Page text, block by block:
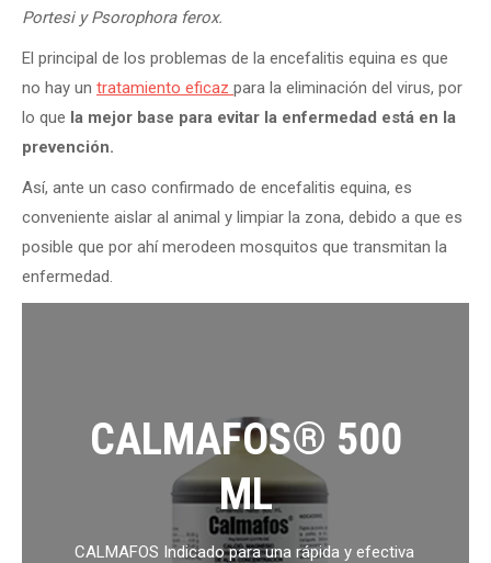
Portesi y Psorophora ferox.
El principal de los problemas de la encefalitis equina es que
no hay un tratamiento eficaz para la eliminación del virus, por
lo que la mejor base para evitar la enfermedad está en la
prevención.
Así, ante un caso confirmado de encefalitis equina, es
conveniente aislar al animal y limpiar la zona, debido a que es
posible que por ahí merodeen mosquitos que transmitan la
enfermedad.
CALMAFOS® 500
ML
CALMAFOS Indicado para una rápida y efectiva